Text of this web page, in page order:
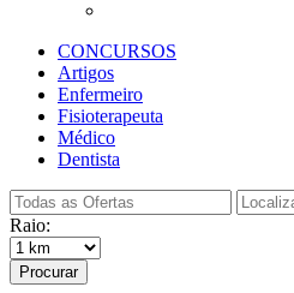
CONCURSOS
Artigos
Enfermeiro
Fisioterapeuta
Médico
Dentista
Raio:
Procurar